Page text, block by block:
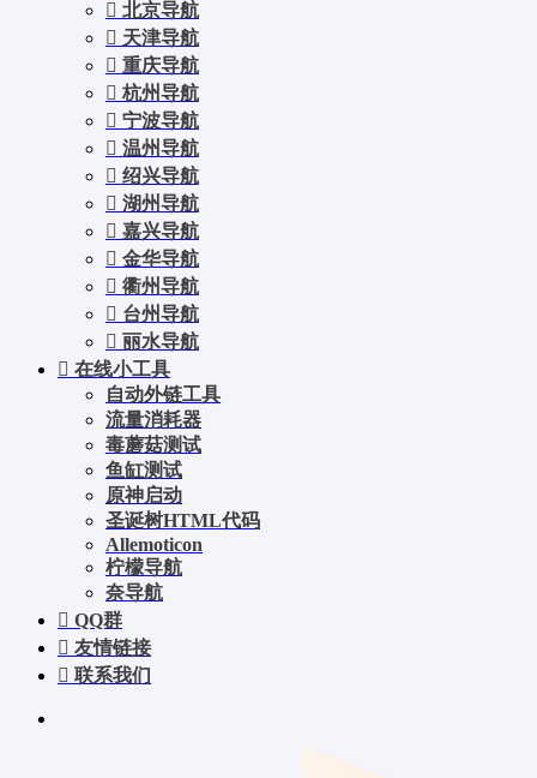
北京导航
天津导航
重庆导航
杭州导航
宁波导航
温州导航
绍兴导航
湖州导航
嘉兴导航
金华导航
衢州导航
台州导航
丽水导航
在线小工具
自动外链工具
流量消耗器
毒蘑菇测试
鱼缸测试
原神启动
圣诞树HTML代码
Allemoticon
柠檬导航
奈导航
QQ群
友情链接
联系我们